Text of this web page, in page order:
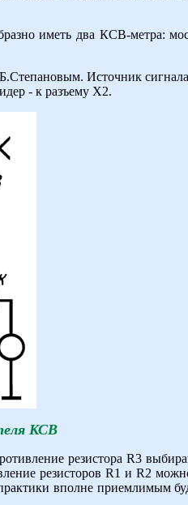
иметь два КСВ-метра:
Источник
- к разъему Х2.
КСВ
резистора R3
резисторов R1 и R2
вполне приемлимым